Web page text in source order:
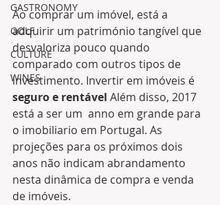
GASTRONOMY
GOLF
CULTURE
WINES
Ao comprar um imóvel, está a
adquirir um património tangível que
desvaloriza pouco quando
comparado com outros tipos de
investimento. Invertir em imóveis é
seguro e rentável Além disso, 2017
está a ser um  anno em grande para
o imobiliario em Portugal. As
projeções para os próximos dois
anos não indicam abrandamento
nesta dinâmica de compra e venda
de imóveis.